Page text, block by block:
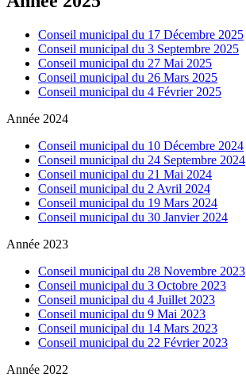
Conseil municipal du 17 Décembre 2025
Conseil municipal du 3 Septembre 2025
Conseil municipal du 27 Mai 2025
Conseil municipal du 26 Mars 2025
Conseil municipal du 4 Février 2025
Année 2024
Conseil municipal du 10 Décembre 2024
Conseil municipal du 24 Septembre 2024
Conseil municipal du 21 Mai 2024
Conseil municipal du 2 Avril 2024
Conseil municipal du 19 Mars 2024
Conseil municipal du 30 Janvier 2024
Année 2023
Conseil municipal du 28 Novembre 2023
Conseil municipal du 3 Octobre 2023
Conseil municipal du 4 Juillet 2023
Conseil municipal du 9 Mai 2023
Conseil municipal du 14 Mars 2023
Conseil municipal du 22 Février 2023
Année 2022